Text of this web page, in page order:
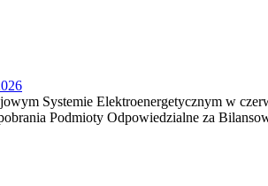
Systemie Elektroenergetycznym w
Podmioty Odpowiedzialne za